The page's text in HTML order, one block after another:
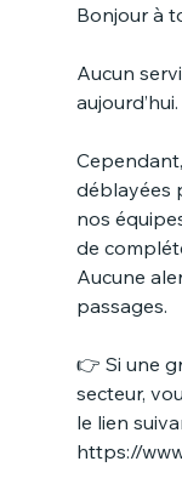
Bonjour à
Aucun
aujourd’hui.
déblayées
nos
de
Aucune
passages.
👉 Si une
secteur,
le lien
https://